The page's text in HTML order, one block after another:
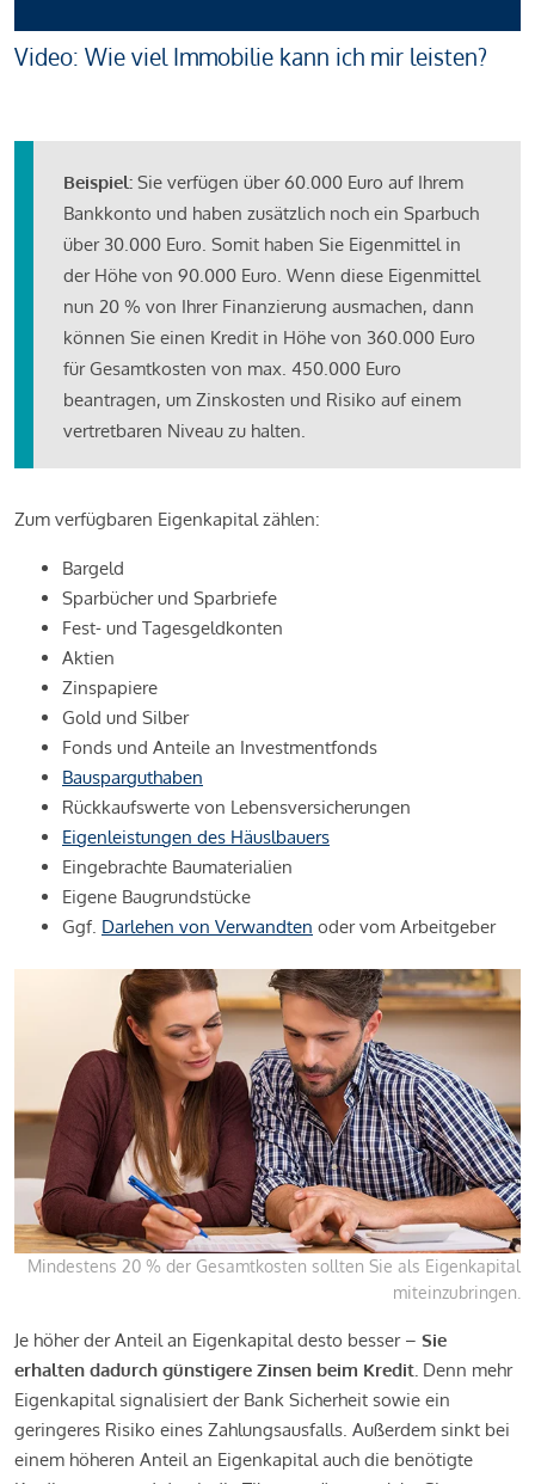
Video: Wie viel Immobilie kann ich mir leisten?
Beispiel: Sie verfügen über 60.000 Euro auf Ihrem
Bankkonto und haben zusätzlich noch ein Sparbuch
über 30.000 Euro. Somit haben Sie Eigenmittel in
der Höhe von 90.000 Euro. Wenn diese Eigenmittel
nun 20 % von Ihrer Finanzierung ausmachen, dann
können Sie einen Kredit in Höhe von 360.000 Euro
für Gesamtkosten von max. 450.000 Euro
beantragen, um Zinskosten und Risiko auf einem
vertretbaren Niveau zu halten.
Zum verfügbaren Eigenkapital zählen:
Bargeld
Sparbücher und Sparbriefe
Fest- und Tagesgeldkonten
Aktien
Zinspapiere
Gold und Silber
Fonds und Anteile an Investmentfonds
Bausparguthaben
Rückkaufswerte von Lebensversicherungen
Eigenleistungen des Häuslbauers
Eingebrachte Baumaterialien
Eigene Baugrundstücke
Ggf. Darlehen von Verwandten oder vom Arbeitgeber
Mindestens 20 % der Gesamtkosten sollten Sie als Eigenkapital
miteinzubringen.
Je höher der Anteil an Eigenkapital desto besser – Sie
erhalten dadurch günstigere Zinsen beim Kredit. Denn mehr
Eigenkapital signalisiert der Bank Sicherheit sowie ein
geringeres Risiko eines Zahlungsausfalls. Außerdem sinkt bei
einem höheren Anteil an Eigenkapital auch die benötigte